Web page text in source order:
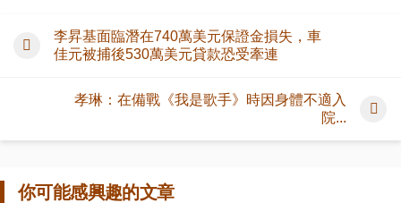
李昇基面臨潛在740萬美元保證金損失，車
佳元被捕後530萬美元貸款恐受牽連
孝琳：在備戰《我是歌手》時因身體不適入
院...
你可能感興趣的文章